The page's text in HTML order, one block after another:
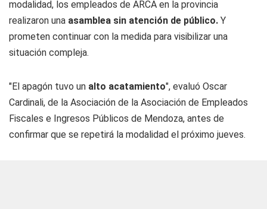
modalidad, los empleados de ARCA en la provincia
realizaron una asamblea sin atención de público. Y
prometen continuar con la medida para visibilizar una
situación compleja.
"El apagón tuvo un alto acatamiento", evaluó Oscar
Cardinali, de la Asociación de la Asociación de Empleados
Fiscales e Ingresos Públicos de Mendoza, antes de
confirmar que se repetirá la modalidad el próximo jueves.